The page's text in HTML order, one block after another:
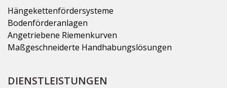
Hängekettenfördersysteme
Bodenförderanlagen
Angetriebene Riemenkurven
Maßgeschneiderte Handhabungslösungen
DIENSTLEISTUNGEN